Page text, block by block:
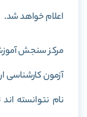
اعلام خواهد شد.
مرکز سنجش
آزمون کارشناسی
نام نتوانسته